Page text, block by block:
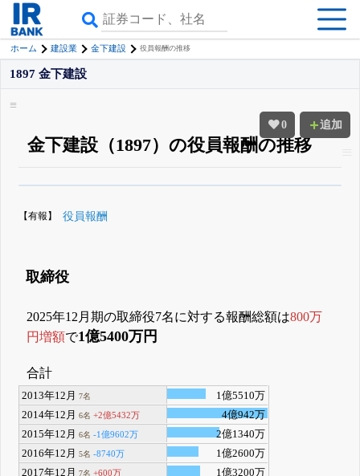
ホーム 建設業 金下建設 役員報酬の推移
0 追加
1897 金下建設
金下建設（1897）の役員報酬の推移
く追える
【有報】 役員報酬
取締役
2025年12月期の取締役7名に対する報酬総額は800万
円増額で1億5400万円
合計
2013年12月7名
1億5510万
2014年12月6名 +2億5432万
4億942万
2015年12月6名 -1億9602万
2億1340万
2016年12月5名 -8740万
1億2600万
2017年12月7名 +600万
1億3200万